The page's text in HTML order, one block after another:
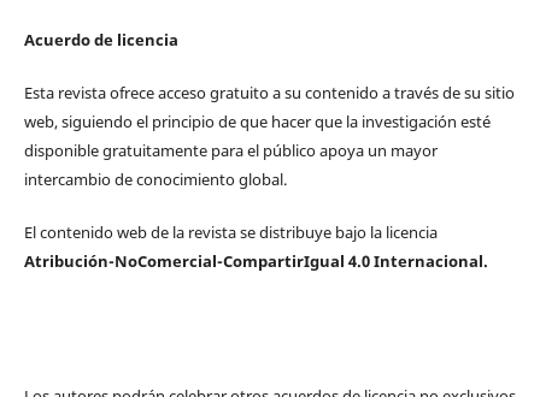
Acuerdo de licencia
Esta revista ofrece acceso gratuito a su contenido a través de su sitio
web, siguiendo el principio de que hacer que la investigación esté
disponible gratuitamente para el público apoya un mayor
intercambio de conocimiento global.
El contenido web de la revista se distribuye bajo la licencia
Atribución-NoComercial-CompartirIgual 4.0 Internacional.